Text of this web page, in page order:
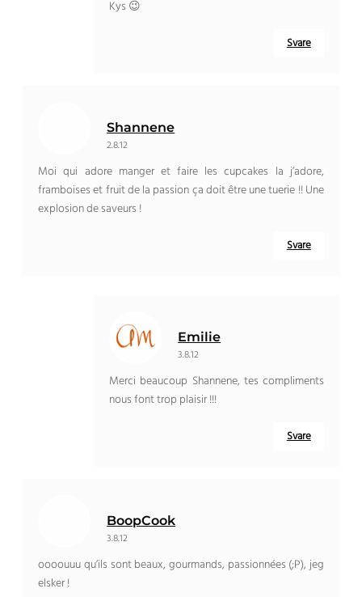
Kys 😉
Svare
Shannene
2.8.12
Moi qui adore manger et faire les cupcakes la j’adore,
framboises et fruit de la passion ça doit être une tuerie !!Une
explosion de saveurs !
Svare
Emilie
3.8.12
Merci beaucoup Shannene, tes compliments
nous font trop plaisir!!!
Svare
BoopCook
3.8.12
oooouuu qu’ils sont beaux, gourmands, passionnées (;P), jeg
elsker !